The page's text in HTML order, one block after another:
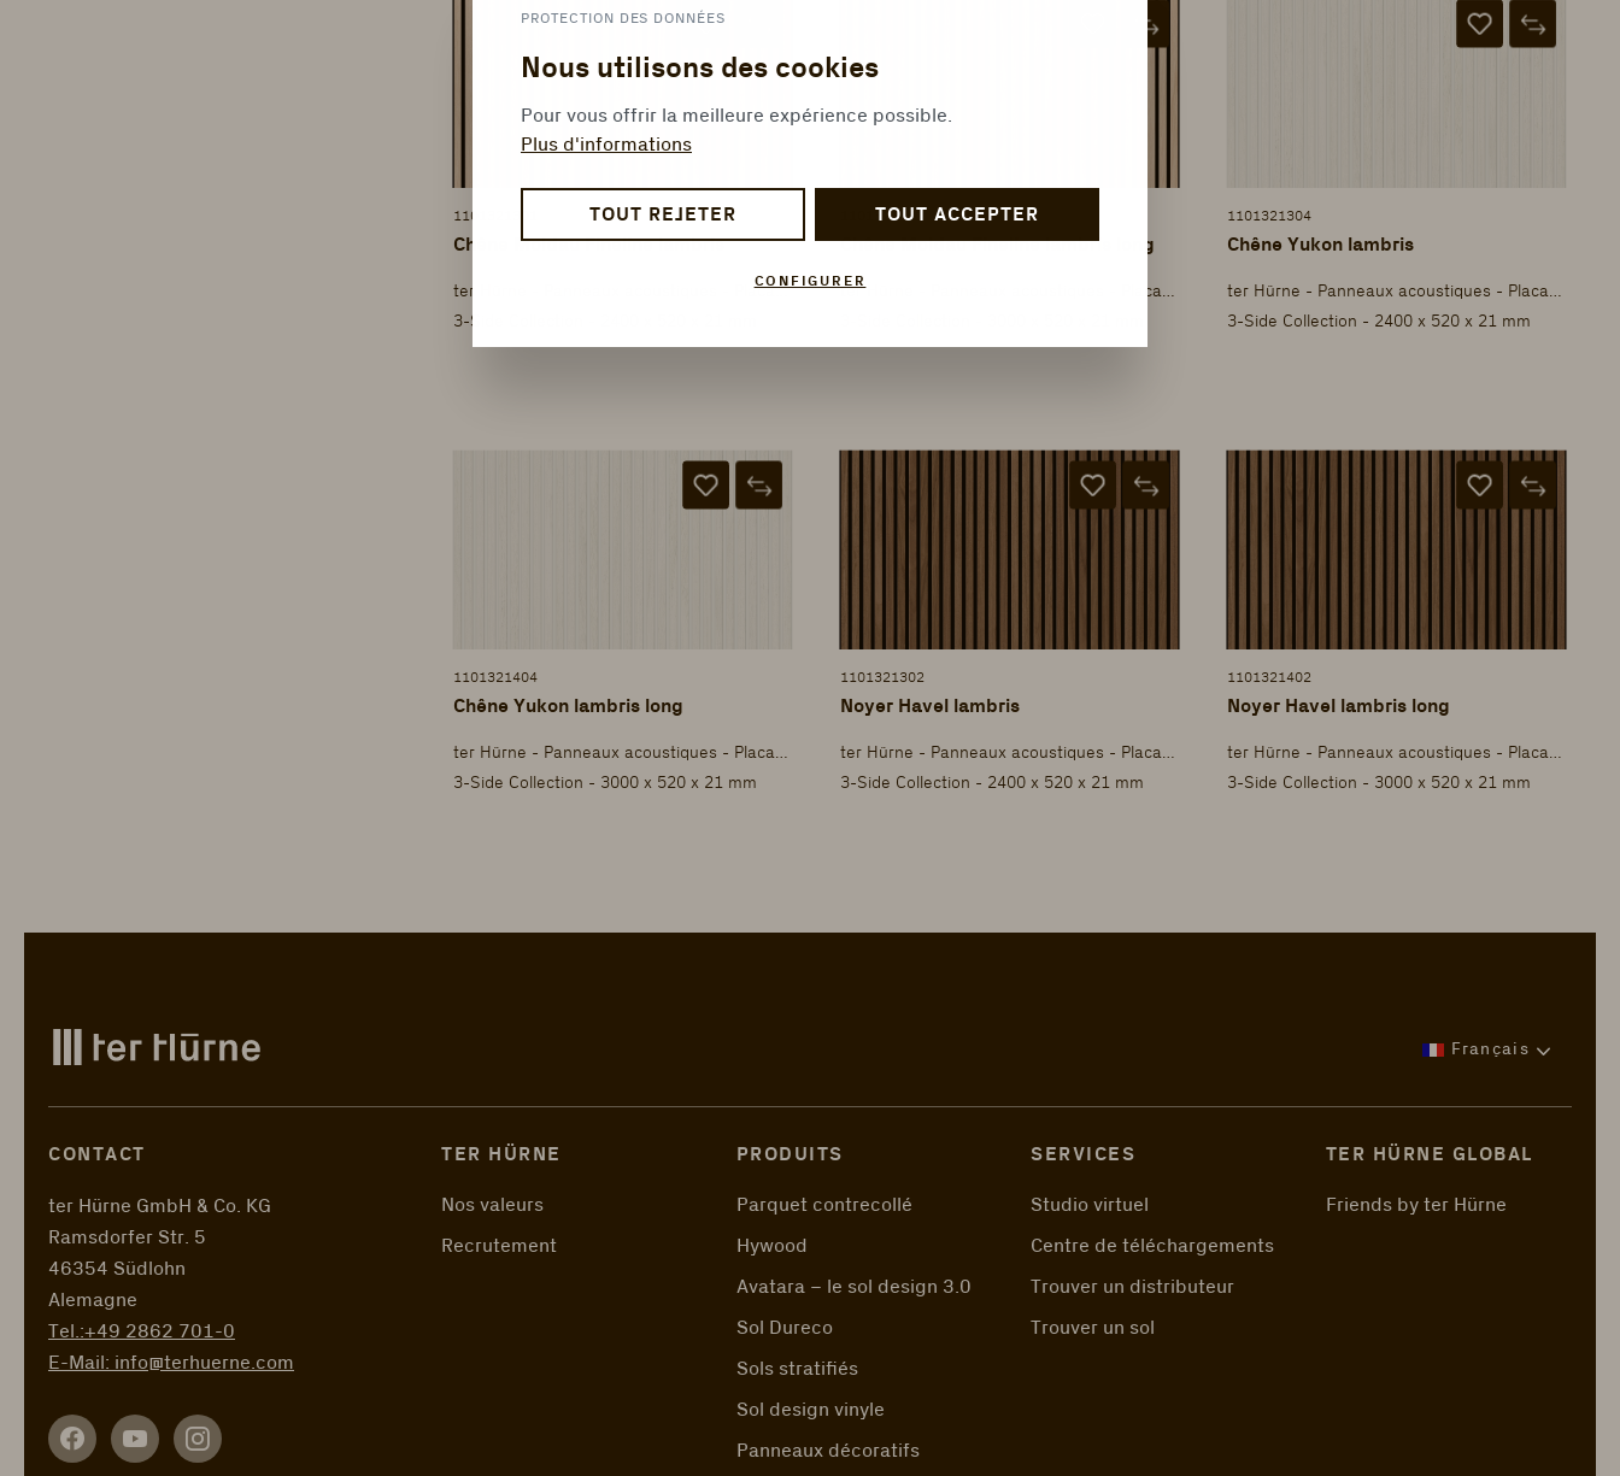
1101321301
Chêne Moldau Fineline lambris
ter Hürne - Panneaux acoustiques - Placage
3-Side Collection - 2400 x 520 x 21 mm
1101321401
Chêne Moldau Fineline lambris long
ter Hürne - Panneaux acoustiques - Placage
1101321304
Chêne Yukon lambris
ter Hürne - Panneaux acoustiques - Placage
3-Side Collection - 2400 x 520 x 21 mm
1101321404
Chêne Yukon lambris long
ter Hürne - Panneaux acoustiques - Placage
3-Side Collection - 3000 x 520 x 21 mm
1101321302
Noyer Havel lambris
ter Hürne - Panneaux acoustiques - Placage
3-Side Collection - 2400 x 520 x 21 mm
1101321402
Noyer Havel lambris long
ter Hürne - Panneaux acoustiques - Placage
3-Side Collection - 3000 x 520 x 21 mm
Français
CONTACT
ter Hürne GmbH & Co. KG
Ramsdorfer Str. 5
46354 Südlohn
Alemagne
Tel.:+49 2862 701-0
E-Mail: info@terhuerne.com
TER HÜRNE
Nos valeurs
Recrutement
PRODUITS
Parquet contrecollé
Hywood
Avatara – le sol design 3.0
Sol Dureco
Sols stratifiés
Sol design vinyle
Panneaux décoratifs
SERVICES
Studio virtuel
Centre de téléchargements
Trouver un distributeur
Trouver un sol
TER HÜRNE GLOBAL
Friends by ter Hürne
PROTECTION DES DONNÉES
Nous utilisons des cookies
Pour vous offrir la meilleure expérience possible.
Plus d'informations
TOUT REJETER TOUT ACCEPTER
CONFIGURER